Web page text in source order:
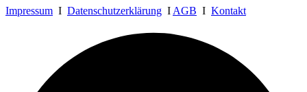
Impressum I Datenschutzerklärung I AGB I Kontakt